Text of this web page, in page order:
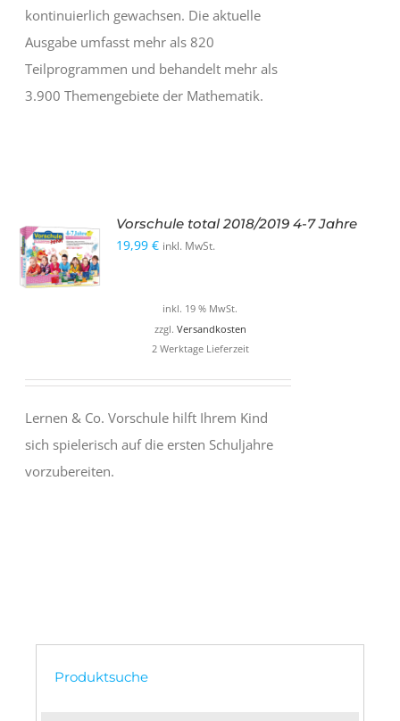
kontinuierlich gewachsen. Die aktuelle
Ausgabe umfasst mehr als 820
Teilprogrammen und behandelt mehr als
3.900 Themengebiete der Mathematik.
IN DEN
WARENKORB
Vorschule total 2018/2019 4-7 Jahre
19,99€ inkl. MwSt.
inkl. 19 % MwSt.
zzgl. Versandkosten
2 Werktage Lieferzeit
Lernen & Co. Vorschule hilft Ihrem Kind
sich spielerisch auf die ersten Schuljahre
vorzubereiten.
Produktsuche